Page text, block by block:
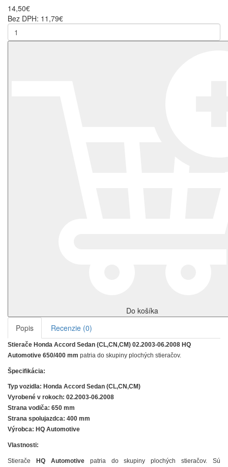
14,50€
Bez DPH: 11,79€
Do košíka
Popis
Recenzie (0)
Stierače Honda Accord Sedan (CL,CN,CM) 02.2003-06.2008 HQ
Automotive 650/400 mm patria do skupiny plochých stieračov.
Špecifikácia:
Typ vozidla: Honda Accord Sedan (CL,CN,CM)
Vyrobené v rokoch: 02.2003-06.2008
Strana vodiča: 650 mm
Strana spolujazdca: 400 mm
Výrobca: HQ Automotive
Vlastnosti:
Stierače HQ Automotivepatria do skupiny plochých stieračov. Sú